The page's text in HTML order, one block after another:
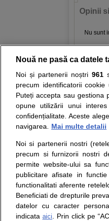
Opinii
Nu sunt
Opiniile
nici
ii
Despre
Contact
Intrebari
medicali
Nouă ne pasă ca datele
Noi și partenerii noștri 961
precum identificatorii
Puteți accepta sau gestiona
opune utilizării unui
confidențialitate. Aceste
navigarea.
Mai multe detalii
Noi si partenerii nostri
precum si furnizorii nostri
permite website-ului sa
publicitare afisate in
functionalitati aferente
Beneficiati de drepturile
datelor cu caracter
indicata aici. Prin click pe